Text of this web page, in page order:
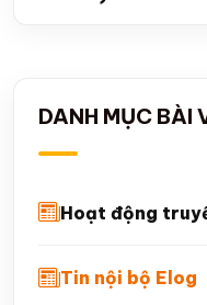
DANH MỤC BÀI
Hoạt động
Tin nội bộ Elog